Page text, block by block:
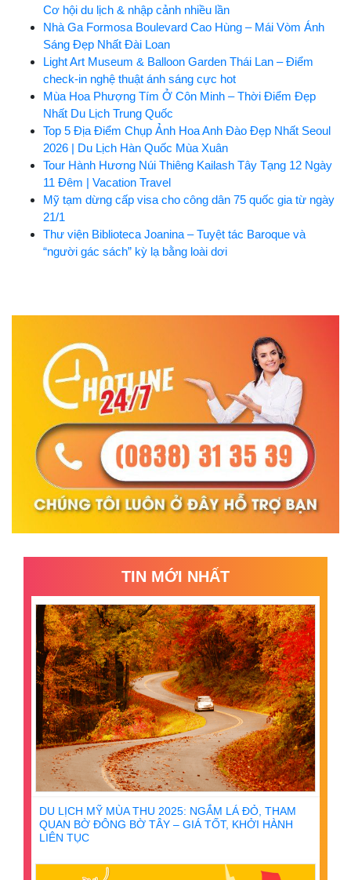
Cơ hội du lịch & nhập cảnh nhiều lần
Nhà Ga Formosa Boulevard Cao Hùng – Mái Vòm Ánh
Sáng Đẹp Nhất Đài Loan
Light Art Museum & Balloon Garden Thái Lan – Điểm
check-in nghệ thuật ánh sáng cực hot
Mùa Hoa Phượng Tím Ở Côn Minh – Thời Điểm Đẹp
Nhất Du Lịch Trung Quốc
Top 5 Địa Điểm Chụp Ảnh Hoa Anh Đào Đẹp Nhất Seoul
2026 | Du Lịch Hàn Quốc Mùa Xuân
Tour Hành Hương Núi Thiêng Kailash Tây Tạng 12 Ngày
11 Đêm | Vacation Travel
Mỹ tạm dừng cấp visa cho công dân 75 quốc gia từ ngày
21/1
Thư viện Biblioteca Joanina – Tuyệt tác Baroque và
“người gác sách” kỳ lạ bằng loài dơi
TIN MỚI NHẤT
DU LỊCH MỸ MÙA THU 2025: NGẮM LÁ ĐỎ, THAM
QUAN BỜ ĐÔNG BỜ TÂY – GIÁ TỐT, KHỞI HÀNH
LIÊN TỤC